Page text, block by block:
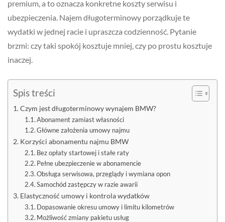
premium, a to oznacza konkretne koszty serwisu i
ubezpieczenia. Najem długoterminowy porządkuje te
wydatki w jednej racie i upraszcza codzienność. Pytanie
brzmi: czy taki spokój kosztuje mniej, czy po prostu kosztuje
inaczej.
Spis treści
Czym jest długoterminowy wynajem BMW?
Abonament zamiast własności
Główne założenia umowy najmu
Korzyści abonamentu najmu BMW
Bez opłaty startowej i stałe raty
Pełne ubezpieczenie w abonamencie
Obsługa serwisowa, przeglądy i wymiana opon
Samochód zastępczy w razie awarii
Elastyczność umowy i kontrola wydatków
Dopasowanie okresu umowy i limitu kilometrów
Możliwość zmiany pakietu usług